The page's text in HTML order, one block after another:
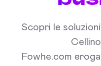
Scopri le
Fowhe.com